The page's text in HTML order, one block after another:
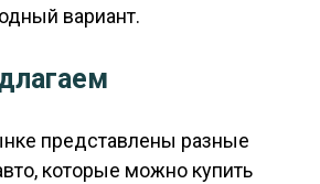
вариант.
представлены разные
которые можно купить